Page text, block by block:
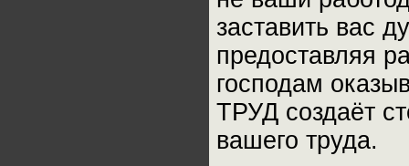
заставить вас
предоставляя
господам
ТРУД создаёт
вашего труда.